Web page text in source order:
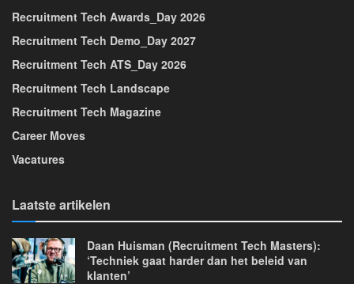
Recruitment Tech Awards_Day 2026
Recruitment Tech Demo_Day 2027
Recruitment Tech ATS_Day 2026
Recruitment Tech Landscape
Recruitment Tech Magazine
Career Moves
Vacatures
Laatste artikelen
Daan Huisman (Recruitment Tech Masters):
‘Techniek gaat harder dan het beleid van
klanten’